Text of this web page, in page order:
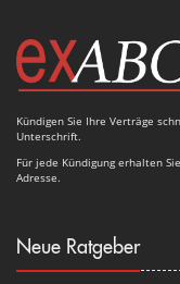
Kündigen Sie Ihre Verträge
Unterschrift.
Für jede Kündigung erhalten
Adresse.
Neue Ratgeber